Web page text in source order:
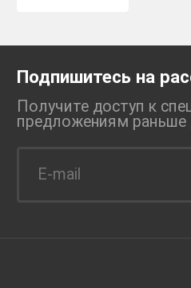
Подпишитесь на
Получите доступ к
предложениям раньше